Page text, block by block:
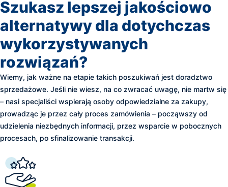
Szukasz lepszej jakościowo
alternatywy dla dotychczas
wykorzystywanych
rozwiązań?
Wiemy, jak ważne na etapie takich poszukiwań jest doradztwo
sprzedażowe. Jeśli nie wiesz, na co zwracać uwagę, nie martw się
– nasi specjaliści wspierają osoby odpowiedzialne za zakupy,
prowadząc je przez cały proces zamówienia – począwszy od
udzielenia niezbędnych informacji, przez wsparcie w pobocznych
procesach, po sfinalizowanie transakcji.